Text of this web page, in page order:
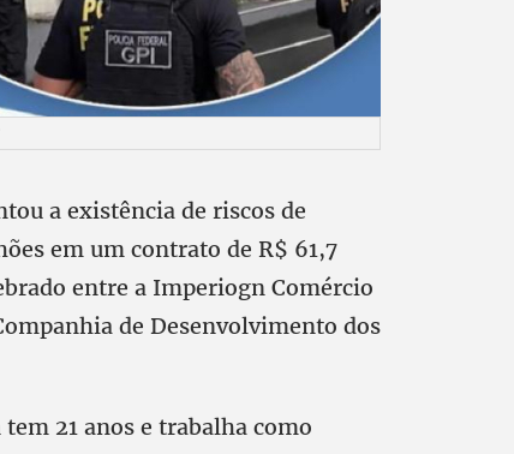
a existência de riscos de
em um contrato de R$ 61,7
entre a Imperiogn Comércio
de Desenvolvimento dos
21 anos e trabalha como